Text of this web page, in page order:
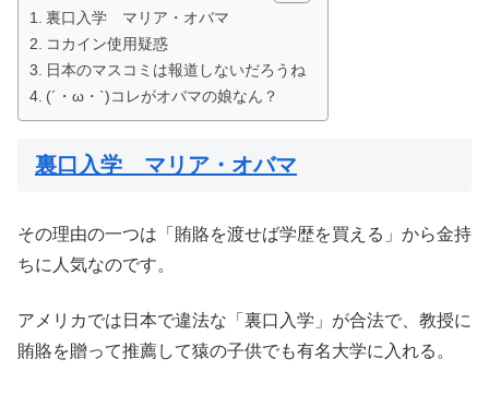
裏口入学 マリア・オバマ
コカイン使用疑惑
日本のマスコミは報道しないだろうね
(´・ω・`)コレがオバマの娘なん？
裏口入学 マリア・オバマ
その理由の一つは「賄賂を渡せば学歴を買える」から金持
ちに人気なのです。
アメリカでは日本で違法な「裏口入学」が合法で、教授に
賄賂を贈って推薦して猿の子供でも有名大学に入れる。